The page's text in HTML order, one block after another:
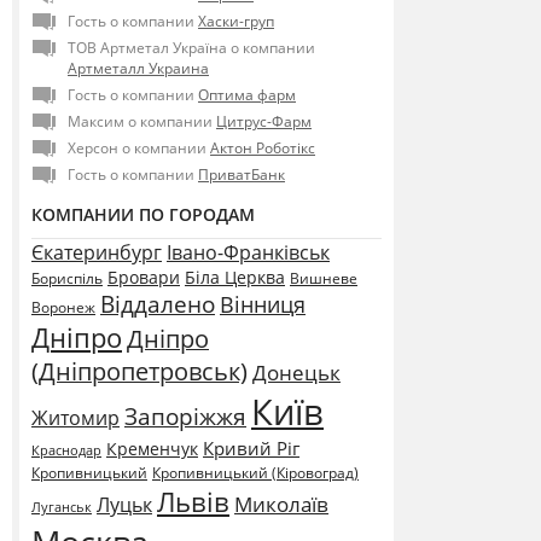
Гость о компании Хаски-груп
ТОВ Артметал Україна о компании
Артметалл Украина
Гость о компании Оптима фарм
Максим о компании Цитрус-Фарм
Херсон о компании Актон Роботікс
Гость о компании ПриватБанк
КОМПАНИИ ПО ГОРОДАМ
Єкатеринбург Івано-Франківськ
Бориспіль Бровари Біла Церква Вишневе
Воронеж Віддалено Вінниця
ДніпроДніпро
(Дніпропетровськ) Донецьк
Житомир Запоріжжя Київ
Краснодар Кременчук Кривий Ріг
Кропивницький Кропивницький (Кіровоград)
Луганськ ЛуцькЛьвів Миколаїв